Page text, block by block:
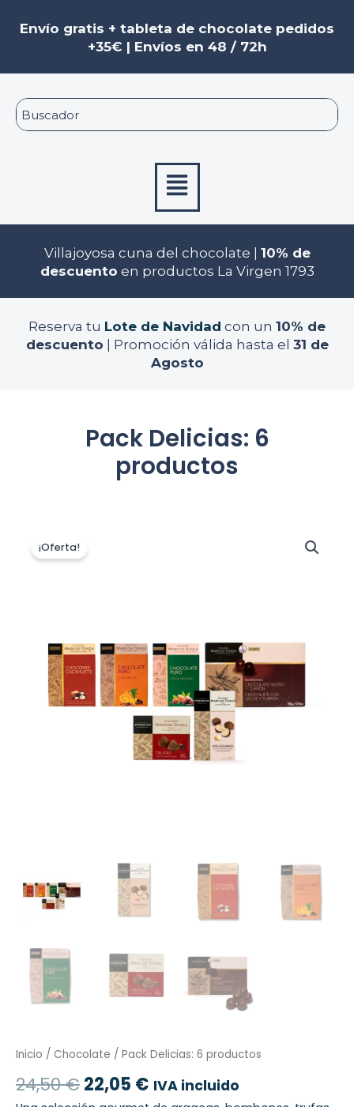
Envío gratis + tableta de chocolate pedidos
+35€ | Envíos en 48 / 72h
Menú
Villajoyosa cuna del chocolate | 10% de
descuento en productos La Virgen 1793
Reserva tu Lote de Navidad con un 10% de
descuento | Promoción válida hasta el 31 de
Agosto
Pack Delicias: 6
productos
¡Oferta!
Inicio / Chocolate / Pack Delicias: 6 productos
24,50€
precio
22,05 € IVA incluido